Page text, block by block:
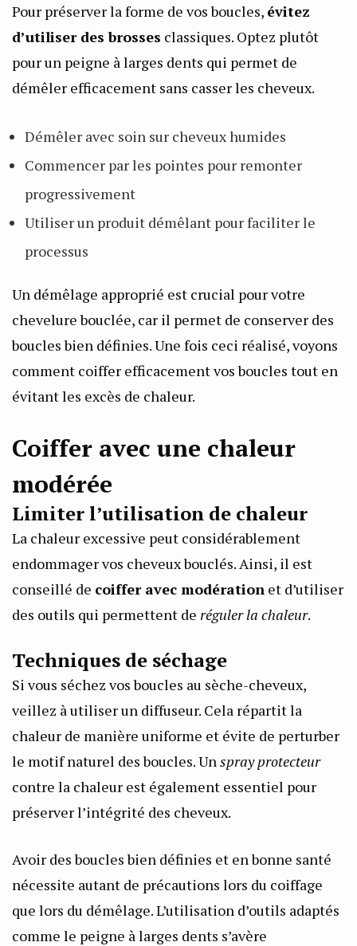
Pour préserver la forme de vos boucles, évitez
d’utiliser des brosses classiques. Optez plutôt
pour un peigne à larges dents qui permet de
démêler efficacement sans casser les cheveux.
Démêler avec soin sur cheveux humides
Commencer par les pointes pour remonter
progressivement
Utiliser un produit démêlant pour faciliter le
processus
Un démêlage approprié est crucial pour votre
chevelure bouclée, car il permet de conserver des
boucles bien définies. Une fois ceci réalisé, voyons
comment coiffer efficacement vos boucles tout en
évitant les excès de chaleur.
Coiffer avec une chaleur
modérée
Limiter l’utilisation de chaleur
La chaleur excessive peut considérablement
endommager vos cheveux bouclés. Ainsi, il est
conseillé de coiffer avec modération et d’utiliser
des outils qui permettent de réguler la chaleur.
Techniques de séchage
Si vous séchez vos boucles au sèche-cheveux,
veillez à utiliser un diffuseur. Cela répartit la
chaleur de manière uniforme et évite de perturber
le motif naturel des boucles. Unspray protecteur
contre la chaleur est également essentiel pour
préserver l’intégrité des cheveux.
Avoir des boucles bien définies et en bonne santé
nécessite autant de précautions lors du coiffage
que lors du démêlage. L’utilisation d’outils adaptés
comme le peigne à larges dents s’avère